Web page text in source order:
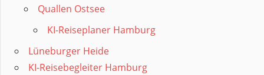
Quallen Ostsee
KI-Reiseplaner Hamburg
Lüneburger Heide
KI-Reisebegleiter Hamburg